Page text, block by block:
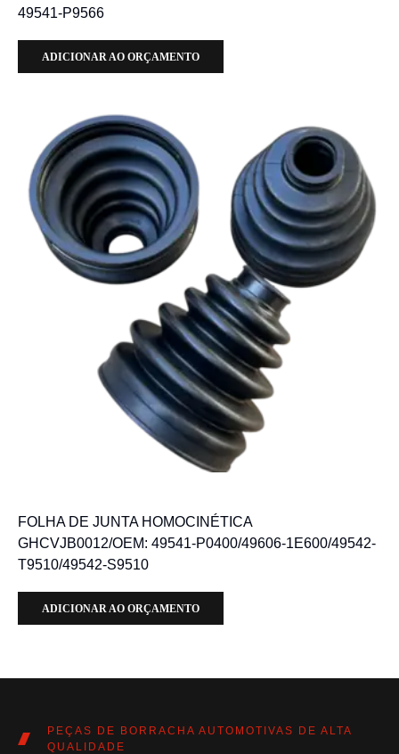
49541-P9566
ADICIONAR AO ORÇAMENTO
FOLHA DE JUNTA HOMOCINÉTICA
GHCVJB0012/OEM: 49541-P0400/49606-1E600/49542-
T9510/49542-S9510
ADICIONAR AO ORÇAMENTO
PEÇAS DE BORRACHA AUTOMOTIVAS DE ALTA
QUALIDADE